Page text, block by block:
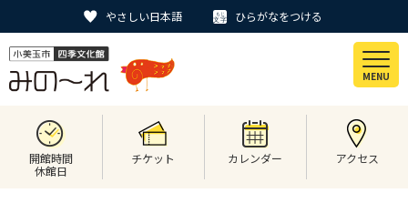
やさしい日本語 ひらがなをつける
MENU
開館時間
休館日
チケット カレンダー アクセス